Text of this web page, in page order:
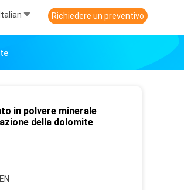
Italian Richiedere un preventivo
in polvere minerale
della dolomite